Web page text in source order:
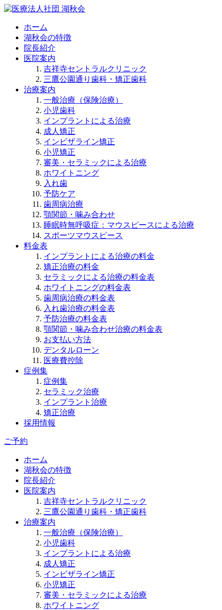
ホーム
湖秋会の特徴
院長紹介
医院案内
吉祥寺セントラルクリニック
三鷹公園通り歯科・矯正歯科
治療案内
一般治療（保険治療）
小児歯科
インプラントによる治療
成人矯正
インビザライン矯正
小児矯正
審美・セラミックによる治療
ホワイトニング
入れ歯
予防ケア
歯周病治療
顎関節・噛み合わせ
睡眠時無呼吸症：マウスピースによる治療
スポーツマウスピース
料金表
インプラントによる治療の料金
矯正治療の料金
セラミックによる治療の料金表
ホワイトニングの料金表
歯周病治療の料金表
入れ歯治療の料金表
予防治療の料金表
顎関節・噛み合わせ治療の料金表
お支払い方法
デンタルローン
医療費控除
症例集
症例集
セラミック治療
インプラント治療
矯正治療
採用情報
ご予約
ホーム
湖秋会の特徴
院長紹介
医院案内
吉祥寺セントラルクリニック
三鷹公園通り歯科・矯正歯科
治療案内
一般治療（保険治療）
小児歯科
インプラントによる治療
成人矯正
インビザライン矯正
小児矯正
審美・セラミックによる治療
ホワイトニング